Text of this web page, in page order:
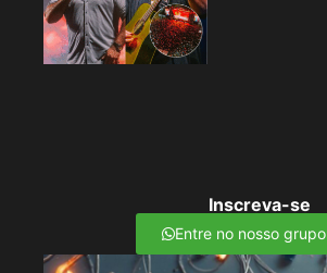
Inscreva-se
Entre no nosso grupo